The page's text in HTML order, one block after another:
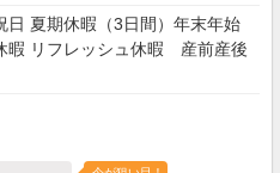
夏期休暇（3日間）年末年始
暇 リフレッシュ休暇 産前産後